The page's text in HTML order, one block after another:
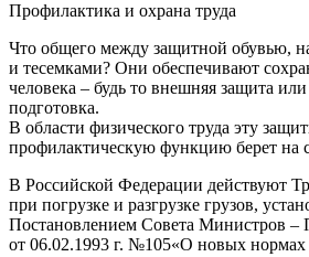
Профилактика и охрана труда
Что общего между защитной обувью,
и тесемками? Они обеспечивают
человека – будь то внешняя защита
подготовка.
В области физического труда эту
профилактическую функцию берет на
В Российской Федерации действуют
при погрузке и разгрузке грузов,
Постановлением Совета Министров –
от 06.02.1993 г. №105«О новых нормах